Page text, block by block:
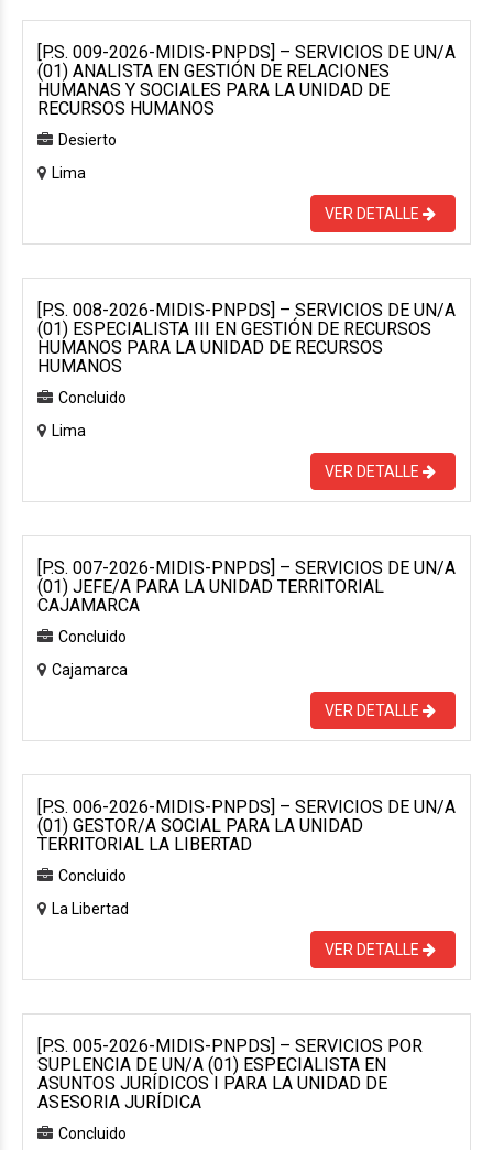
[P.S. 009-2026-MIDIS-PNPDS] – SERVICIOS DE UN/A
(01) ANALISTA EN GESTIÓN DE RELACIONES
HUMANAS Y SOCIALES PARA LA UNIDAD DE
RECURSOS HUMANOS
Desierto
Lima
VER DETALLE
[P.S. 008-2026-MIDIS-PNPDS] – SERVICIOS DE UN/A
(01) ESPECIALISTA III EN GESTIÓN DE RECURSOS
HUMANOS PARA LA UNIDAD DE RECURSOS
HUMANOS
Concluido
Lima
VER DETALLE
[P.S. 007-2026-MIDIS-PNPDS] – SERVICIOS DE UN/A
(01) JEFE/A PARA LA UNIDAD TERRITORIAL
CAJAMARCA
Concluido
Cajamarca
VER DETALLE
[P.S. 006-2026-MIDIS-PNPDS] – SERVICIOS DE UN/A
(01) GESTOR/A SOCIAL PARA LA UNIDAD
TERRITORIAL LA LIBERTAD
Concluido
La Libertad
VER DETALLE
[P.S. 005-2026-MIDIS-PNPDS] – SERVICIOS POR
SUPLENCIA DE UN/A (01) ESPECIALISTA EN
ASUNTOS JURÍDICOS I PARA LA UNIDAD DE
ASESORIA JURÍDICA
Concluido